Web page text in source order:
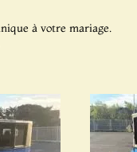
à votre mariage.